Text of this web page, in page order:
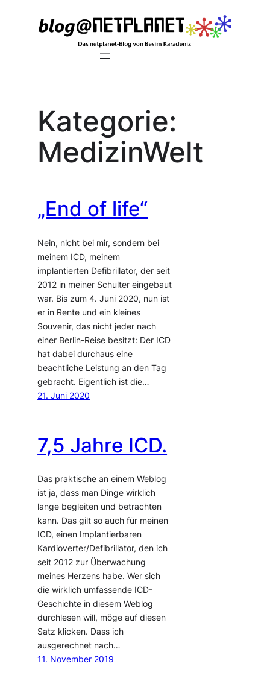
Kategorie:
MedizinWelt
„End of life“
Nein, nicht bei mir, sondern bei
meinem ICD, meinem
implantierten Defibrillator, der seit
2012 in meiner Schulter eingebaut
war. Bis zum 4. Juni 2020, nun ist
er in Rente und ein kleines
Souvenir, das nicht jeder nach
einer Berlin-Reise besitzt: Der ICD
hat dabei durchaus eine
beachtliche Leistung an den Tag
gebracht. Eigentlich ist die…
21. Juni 2020
7,5 Jahre ICD.
Das praktische an einem Weblog
ist ja, dass man Dinge wirklich
lange begleiten und betrachten
kann. Das gilt so auch für meinen
ICD, einen Implantierbaren
Kardioverter/Defibrillator, den ich
seit 2012 zur Überwachung
meines Herzens habe. Wer sich
die wirklich umfassende ICD-
Geschichte in diesem Weblog
durchlesen will, möge auf diesen
Satz klicken. Dass ich
ausgerechnet nach…
11. November 2019